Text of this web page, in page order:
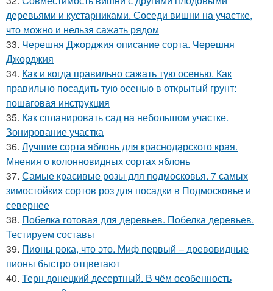
деревьями и кустарниками. Соседи вишни на участке,
что можно и нельзя сажать рядом
33. Черешня Джорджия описание сорта. Черешня
Джорджия
34. Как и когда правильно сажать тую осенью. Как
правильно посадить тую осенью в открытый грунт:
пошаговая инструкция
35. Как спланировать сад на небольшом участке.
Зонирование участка
36. Лучшие сорта яблонь для краснодарского края.
Мнения о колонновидных сортах яблонь
37. Самые красивые розы для подмосковья. 7 самых
зимостойких сортов роз для посадки в Подмосковье и
севернее
38. Побелка готовая для деревьев. Побелка деревьев.
Тестируем составы
39. Пионы рока, что это. Миф первый – древовидные
пионы быстро отцветают
40. Терн донецкий десертный. В чём особенность